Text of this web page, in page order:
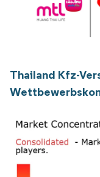
Thailand Kfz-